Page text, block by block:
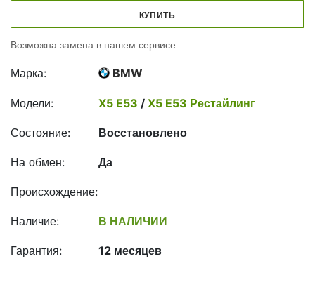
КУПИТЬ
Возможна замена в нашем сервисе
Марка: BMW
Модели: X5 E53 / X5 E53 Рестайлинг
Состояние: Восстановлено
На обмен: Да
Происхождение:
Наличие: В НАЛИЧИИ
Гарантия: 12 месяцев